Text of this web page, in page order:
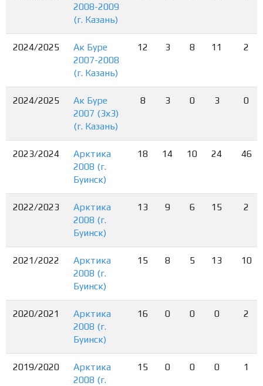
2008-2009
(г. Казань)
2024/2025
Ак Буре
2007-2008
(г. Казань)
12 3 8 11 2
2024/2025
Ак Буре
2007 (3х3)
(г. Казань)
8 3 0 3 0
2023/2024
Арктика
2008 (г.
Буинск)
18 14 10 24 46
2022/2023
Арктика
2008 (г.
Буинск)
13 9 6 15 2
2021/2022
Арктика
2008 (г.
Буинск)
15 8 5 13 10
2020/2021
Арктика
2008 (г.
Буинск)
16 0 0 0 2
2019/2020
Арктика
2008 (г.
15 0 0 0 1